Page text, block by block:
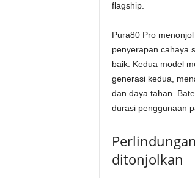
flagship.
Pura80 Pro
penyerapan cahaya
baik. Kedua model
generasi kedua,
dan daya tahan.
durasi penggunaan
ditonjolkan